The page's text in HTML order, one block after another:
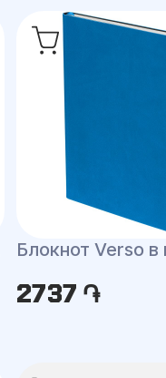
Блокнот Verso в
2737 ֏